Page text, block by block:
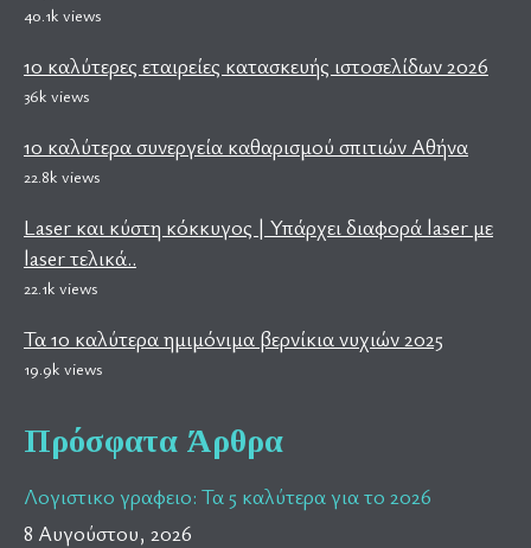
40.1k views
10 καλύτερες εταιρείες κατασκευής ιστοσελίδων 2026
36k views
10 καλύτερα συνεργεία καθαρισμού σπιτιών Αθήνα
22.8k views
Laser και κύστη κόκκυγος | Υπάρχει διαφορά laser με
laser τελικά..
22.1k views
Τα 10 καλύτερα ημιμόνιμα βερνίκια νυχιών 2025
19.9k views
Πρόσφατα Άρθρα
Λογιστικο γραφειο: Τα 5 καλύτερα για το 2026
8 Αυγούστου, 2026